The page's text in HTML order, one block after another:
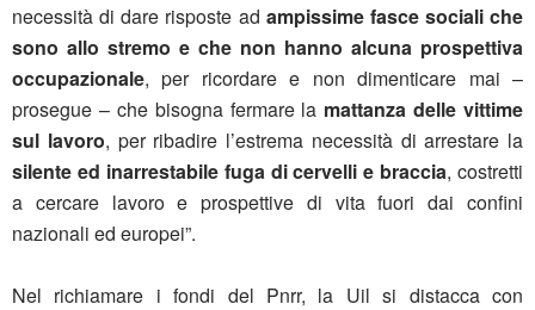
necessità di dare risposte ad ampissime fasce sociali che
sono allo stremo e che non hanno alcuna prospettiva
occupazionale, per ricordare e non dimenticare mai –
prosegue – che bisogna fermare la mattanza delle vittime
sul lavoro, per ribadire l’estrema necessità di arrestare la
silente ed inarrestabile fuga di cervelli e braccia, costretti
a cercare lavoro e prospettive di vita fuori dai confini
nazionali ed europei”.
Nel richiamare i fondi del Pnrr, la Uil si distacca con